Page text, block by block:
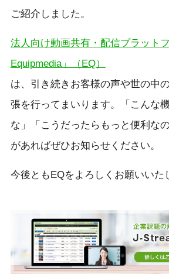
ご紹介しました。
法人向け動画共有・配信プラット
Equipmedia」（EQ）
は、引き続きお客様の声や世の中
張を行ってまいります。「こんな
な」「こうだったらもっと便利な
があればぜひお知らせください。
今後ともEQをよろしくお願いいた